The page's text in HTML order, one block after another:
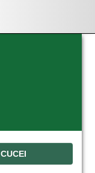
CUCEI